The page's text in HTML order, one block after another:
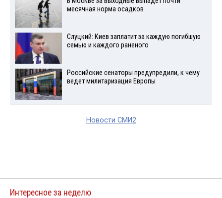
месячная норма осадков
Слуцкий: Киев заплатит за каждую погибшую
семью и каждого раненого
Российские сенаторы предупредили, к чему
ведет милитаризация Европы
Новости СМИ2
Интересное за неделю